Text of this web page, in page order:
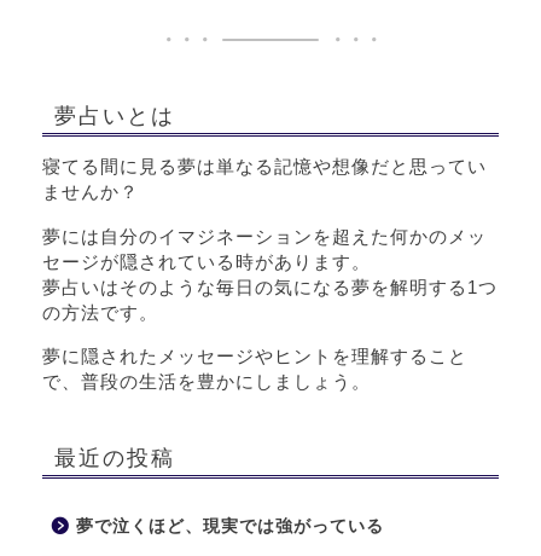
夢占いとは
寝てる間に見る夢は単なる記憶や想像だと思ってい
ませんか？
夢には自分のイマジネーションを超えた何かのメッ
セージが隠されている時があります。
夢占いはそのような毎日の気になる夢を解明する1つ
の方法です。
夢に隠されたメッセージやヒントを理解すること
で、普段の生活を豊かにしましょう。
最近の投稿
夢で泣くほど、現実では強がっている